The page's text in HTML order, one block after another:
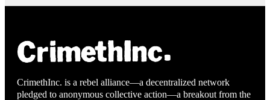
CrimethInc. is a rebel alliance—a decentralized network
pledged to anonymous collective action—a breakout from the